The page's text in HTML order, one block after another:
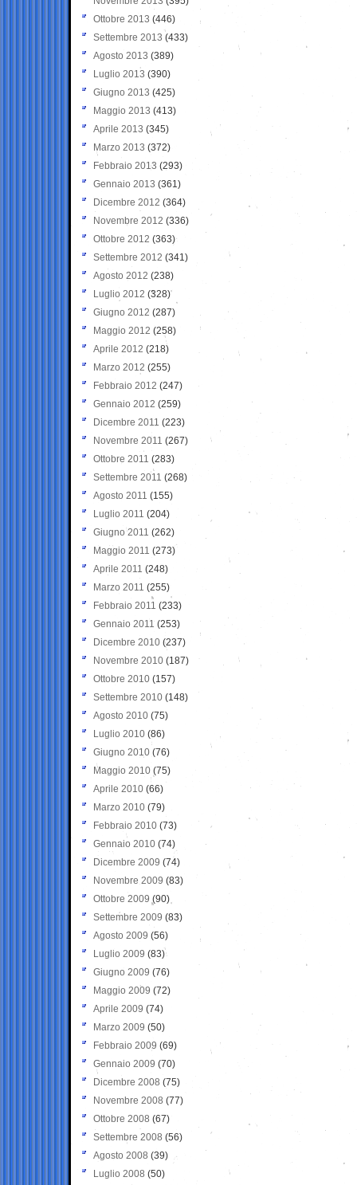
Ottobre 2013 (446)
Settembre 2013 (433)
Agosto 2013 (389)
Luglio 2013 (390)
Giugno 2013 (425)
Maggio 2013 (413)
Aprile 2013 (345)
Marzo 2013 (372)
Febbraio 2013 (293)
Gennaio 2013 (361)
Dicembre 2012 (364)
Novembre 2012 (336)
Ottobre 2012 (363)
Settembre 2012 (341)
Agosto 2012 (238)
Luglio 2012 (328)
Giugno 2012 (287)
Maggio 2012 (258)
Aprile 2012 (218)
Marzo 2012 (255)
Febbraio 2012 (247)
Gennaio 2012 (259)
Dicembre 2011 (223)
Novembre 2011 (267)
Ottobre 2011 (283)
Settembre 2011 (268)
Agosto 2011 (155)
Luglio 2011 (204)
Giugno 2011 (262)
Maggio 2011 (273)
Aprile 2011 (248)
Marzo 2011 (255)
Febbraio 2011 (233)
Gennaio 2011 (253)
Dicembre 2010 (237)
Novembre 2010 (187)
Ottobre 2010 (157)
Settembre 2010 (148)
Agosto 2010 (75)
Luglio 2010 (86)
Giugno 2010 (76)
Maggio 2010 (75)
Aprile 2010 (66)
Marzo 2010 (79)
Febbraio 2010 (73)
Gennaio 2010 (74)
Dicembre 2009 (74)
Novembre 2009 (83)
Ottobre 2009 (90)
Settembre 2009 (83)
Agosto 2009 (56)
Luglio 2009 (83)
Giugno 2009 (76)
Maggio 2009 (72)
Aprile 2009 (74)
Marzo 2009 (50)
Febbraio 2009 (69)
Gennaio 2009 (70)
Dicembre 2008 (75)
Novembre 2008 (77)
Ottobre 2008 (67)
Settembre 2008 (56)
Agosto 2008 (39)
Luglio 2008 (50)